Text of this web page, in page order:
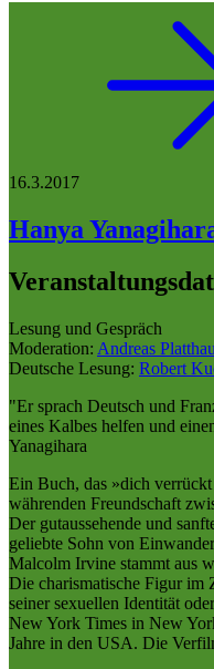
16.3.2017
Hanya
Lesung und Gespräch
Moderation: Andreas
Deutsche Lesung: Robert
"Er sprach Deutsch und
eines Kalbes helfen und
Yanagihara
Ein Buch, das »dich
währenden Freundschaft
Der gutaussehende und
geliebte Sohn von
Malcolm Irvine stammt aus
Die charismatische Figur im
seiner sexuellen Identität
New York Times in New
Jahre in den USA. Die